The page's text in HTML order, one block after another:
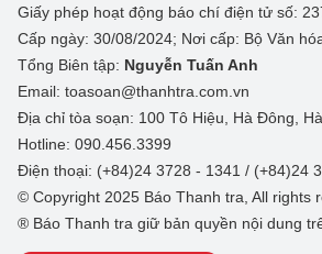
Giấy phép hoạt động báo chí điện tử số:
Cấp ngày: 30/08/2024; Nơi cấp: Bộ Văn
Tổng Biên tập: Nguyễn Tuấn Anh
Email: toasoan@thanhtra.com.vn
Địa chỉ tòa soạn: 100 Tô Hiệu, Hà Đông, Hà
Hotline: 090.456.3399
Điện thoại: (+84)24 3728 - 1341 / (+84)24
© Copyright 2025 Báo Thanh tra, All rights
® Báo Thanh tra giữ bản quyền nội dung